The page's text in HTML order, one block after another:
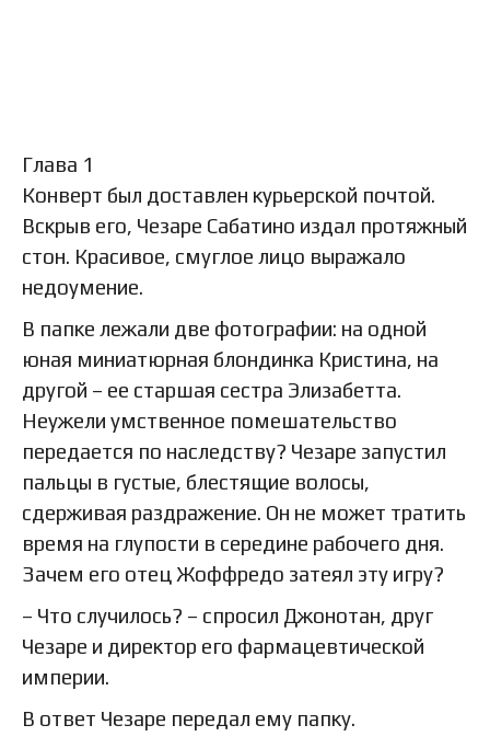
Глава 1
Конверт был доставлен курьерской почтой.
Вскрыв его, Чезаре Сабатино издал протяжный
стон. Красивое, смуглое лицо выражало
недоумение.
В папке лежали две фотографии: на одной
юная миниатюрная блондинка Кристина, на
другой – ее старшая сестра Элизабетта.
Неужели умственное помешательство
передается по наследству? Чезаре запустил
пальцы в густые, блестящие волосы,
сдерживая раздражение. Он не может тратить
время на глупости в середине рабочего дня.
Зачем его отец Жоффредо затеял эту игру?
– Что случилось? – спросил Джонотан, друг
Чезаре и директор его фармацевтической
империи.
В ответ Чезаре передал ему папку.